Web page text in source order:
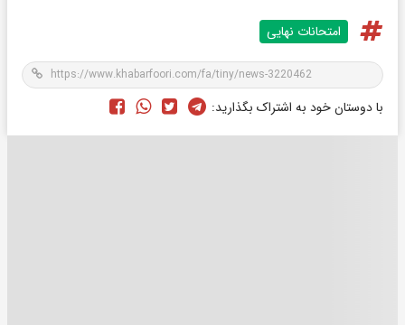
امتحانات نهایی
با دوستان خود به اشتراک بگذارید: